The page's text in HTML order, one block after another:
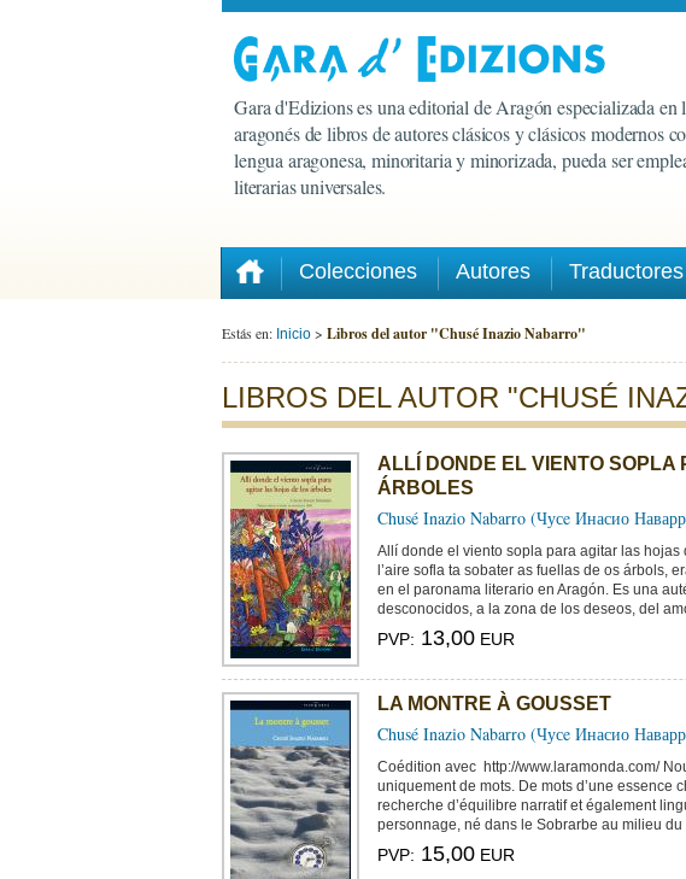
Gara d'Edizions es una editorial de Aragón especializada
aragonés de libros de autores clásicos y clásicos modernos
lengua aragonesa, minoritaria y minorizada, pueda ser
literarias universales.
Colecciones Autores Traductores
Estás en: Inicio > Libros del autor "Chusé Inazio Nabarro"
LIBROS DEL AUTOR "CHUSÉ
ALLÍ DONDE EL VIENTO SOPLA
ÁRBOLES
Chusé Inazio Nabarro (Чусe Инасио
Allí donde el viento sopla para agitar las
l’aire sofla ta sobater as fuellas de os árbols,
en el paronama literario en Aragón. Es una
desconocidos, a la zona de los deseos, del
PVP: 13,00 EUR
LA MONTRE À GOUSSET
Chusé Inazio Nabarro (Чусe Инасио
Coédition avec http://www.laramonda.com/
uniquement de mots. De mots d’une essence
recherche d’équilibre narratif et également
personnage, né dans le Sobrarbe au milieu
PVP: 15,00 EUR